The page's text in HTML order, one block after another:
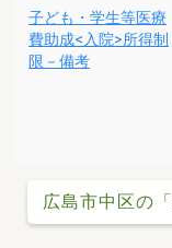
子ども・学生等医療
費助成<入院>所得制
限－備考
広島市中区の「